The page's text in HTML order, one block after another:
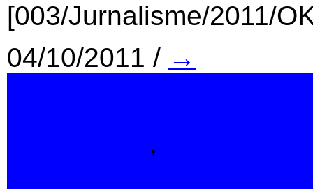
[003/Jurnalisme/2011/
04/10/2011 / →
,